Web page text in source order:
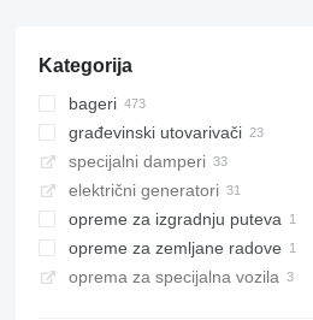
Kategorija
bageri
mini bageri
midi bageri
bageri gusjeničari
bageri točkaši
građevinski utovarivači
prednji utovarivači
mini utovarivači
teleskopski prednji utovarivači
multifunkcionalni utovarivači
specijalni damperi
damperi gusjeničari
mini damperi
električni generatori
opreme za izgradnju puteva
asfaltni finišeri
asfaltni finišeri gusjeničari
opreme za zemljane radove
buldožeri
oprema za specijalna vozila